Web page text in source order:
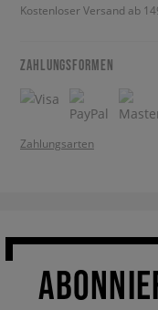
Kostenloser Versand ab
ZAHLUNGSFORMEN
Zahlungsarten